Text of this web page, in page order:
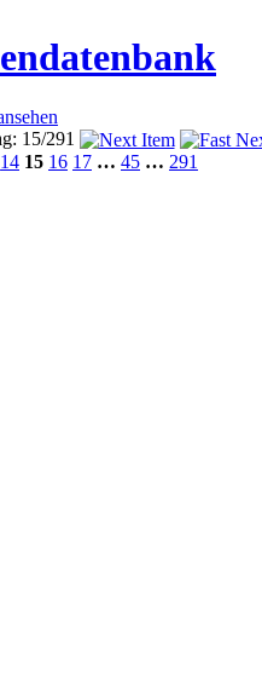
15/291
14 15 16 17 … 45 … 291